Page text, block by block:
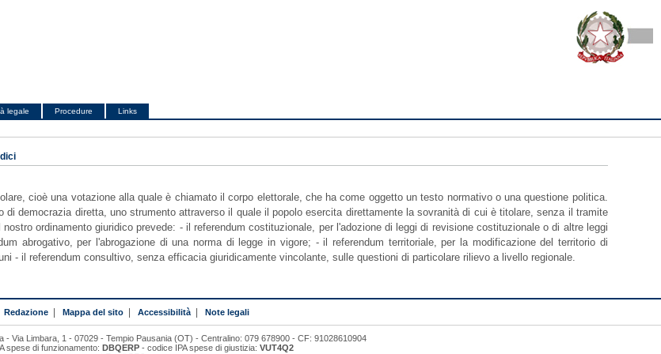
legale Procedure
Links
cioè una votazione alla quale è chiamato il corpo elettorale, che ha come oggetto un testo normativo o una questione politica.
di democrazia diretta, uno strumento attraverso il quale il popolo esercita direttamente la sovranità di cui è titolare, senza il tramite
ordinamento giuridico prevede: - il referendum costituzionale, per l'adozione di leggi di revisione costituzionale o di altre leggi
abrogativo, per l'abrogazione di una norma di legge in vigore; - il referendum territoriale, per la modificazione del territorio di
- il referendum consultivo, senza efficacia giuridicamente vincolante, sulle questioni di particolare rilievo a livello regionale.
Redazione Mappa del sito Accessibilità Note legali
- Via Limbara, 1 - 07029 - Tempio Pausania (OT) - Centralino: 079 678900 - CF: 91028610904
spese di funzionamento: DBQERP - codice IPA spese di giustizia: VUT4Q2